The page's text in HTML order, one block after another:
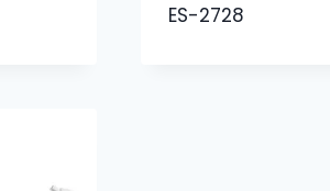
ES-2728